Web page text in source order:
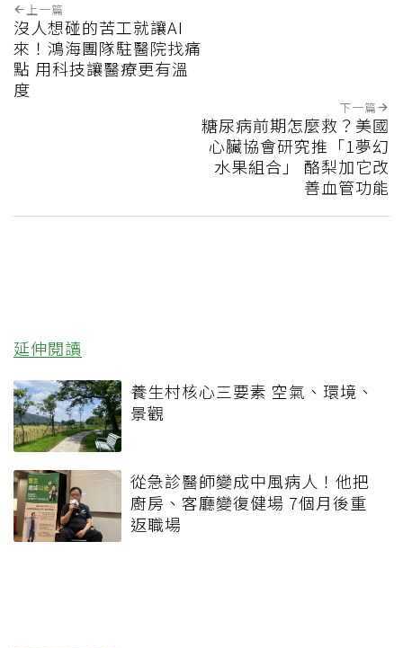
上一篇
沒人想碰的苦工就讓AI
來！鴻海團隊駐醫院找痛
點 用科技讓醫療更有溫
度
下一篇
糖尿病前期怎麼救？美國
心臟協會研究推「1夢幻
水果組合」 酪梨加它改
善血管功能
延伸閱讀
養生村核心三要素 空氣、環境、
景觀
從急診醫師變成中風病人！他把
廚房、客廳變復健場 7個月後重
返職場